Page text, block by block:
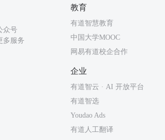
众号
多服务
教育
有道智慧教育
中国大学MOOC
网易有道校企合作
企业
有道智云 · AI 开放平台
有道智选
Youdao Ads
有道人工翻译